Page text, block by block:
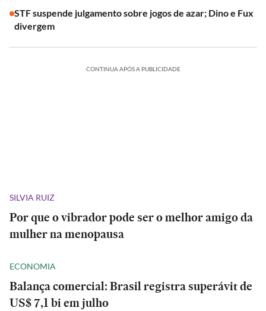
STF suspende julgamento sobre jogos de azar; Dino e Fux
divergem
CONTINUA APÓS A PUBLICIDADE
SILVIA RUIZ
Por que o vibrador pode ser o melhor amigo da
mulher na menopausa
ECONOMIA
Balança comercial: Brasil registra superávit de
US$ 7,1 bi em julho